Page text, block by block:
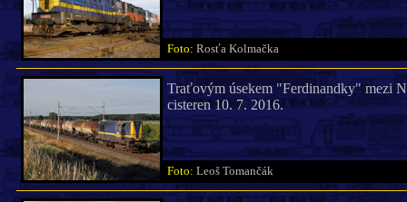
Foto: Rosťa Kolmačka
Traťovým úsekem "Ferdinandky" mezi
cisteren 10. 7. 2016.
Foto: Leoš Tomančák